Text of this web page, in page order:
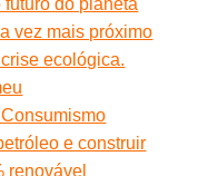
vez mais próximo
ecológica.
e construir
renovável